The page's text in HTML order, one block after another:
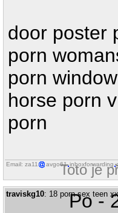
door poster
porn
porn
horse porn
porn
Email: za11 avgo61 inboxforwarding
Toto je
traviskg10: 18 porn sex teen
Po -